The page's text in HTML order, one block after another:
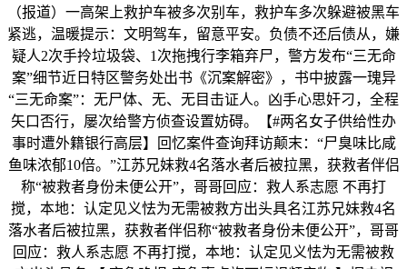
（报道）一高架上救护车被多次别车，救护车多次躲避被黑车
紧逃，温暖提示：文明驾车，留意平安。负债不还后债从，嫌
疑人2次手拎垃圾袋、1次拖拽行李箱弃尸，警方发布“三无命
案”细节近日特区警务处出书《沉案解密》，书中披露一瑰异
“三无命案”：无尸体、无、无目击证人。凶手心思奸刁，全程
矢口否行，屡次给警方侦查设置妨碍。【#两名女子供给性办
事时遭外籍银行高层】回忆案件查询拜访颠末：“尸臭味比咸
鱼味浓郁10倍。”江苏兄妹救4名落水者后被拉黑，获救者伴侣
称“被救者身份未便公开”，哥哥回应：救人系志愿 不再打
搅，本地：认定见义怯为无需被救方出头具名江苏兄妹救4名
落水者后被拉黑，获救者伴侣称“被救者身份未便公开”，哥哥
回应：救人系志愿 不再打搅，本地：认定见义怯为无需被救